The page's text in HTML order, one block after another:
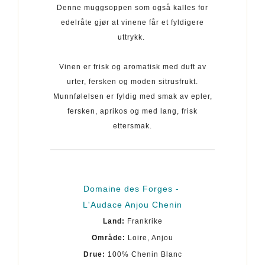
Denne muggsoppen som også kalles for
edelråte gjør at vinene får et fyldigere
uttrykk.
Vinen er frisk og aromatisk med duft av
urter, fersken og moden sitrusfrukt.
Munnfølelsen er fyldig med smak av epler,
fersken, aprikos og med lang, frisk
ettersmak.
Domaine des Forges -
L'Audace Anjou Chenin
Land: Frankrike
Område: Loire, Anjou
Drue: 100% Chenin Blanc